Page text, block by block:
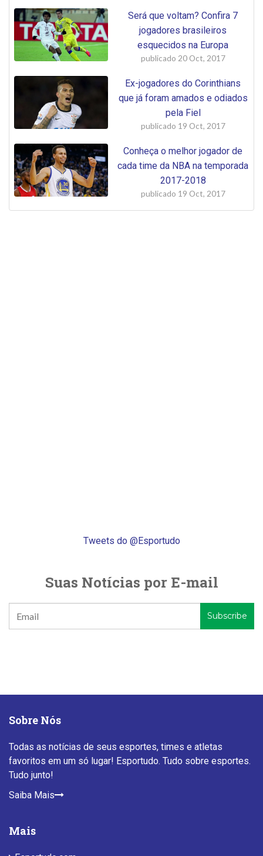
Será que voltam? Confira 7
jogadores brasileiros
esquecidos na Europa
publicado 20 Oct, 2017
Ex-jogadores do Corinthians
que já foram amados e odiados
pela Fiel
publicado 19 Oct, 2017
Conheça o melhor jogador de
cada time da NBA na temporada
2017-2018
publicado 19 Oct, 2017
Tweets do @Esportudo
Suas Notícias por E-mail
Sobre Nós
Todas as notícias de seus esportes, times e atletas
favoritos em um só lugar! Esportudo. Tudo sobre esportes.
Tudo junto!
Saiba Mais
Mais